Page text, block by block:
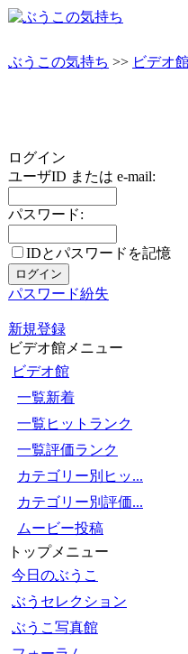
ぶうこの気持ち >> ビデオ
ログイン
ユーザID または e-mail:
パスワード:
IDとパスワードを記憶
パスワード紛失
新規登録
ビデオ館メニュー
ビデオ館
一覧新着
一覧ヒットランク
一覧評価ランク
カテゴリー別ヒッ...
カテゴリー別評価...
ムービー投稿
トップメニュー
今日のぶうこ
ぶうセレクション
ぶうこ写真館